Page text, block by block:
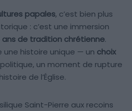
papales, c’est bien plus
: c’est une immersion
ans de tradition chrétienne.
histoire unique — un choix
un moment de rupture
de l’Église.
Saint-Pierre aux recoins